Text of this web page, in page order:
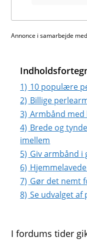
Annonce i samarbejde
1) 10 populære
2) Billige
3) Armbånd med
4) Brede og
imellem
5) Giv armbånd i
6)
7) Gør det nemt
8) Se udvalget
I fordums tider